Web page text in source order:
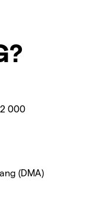
000
(DMA)